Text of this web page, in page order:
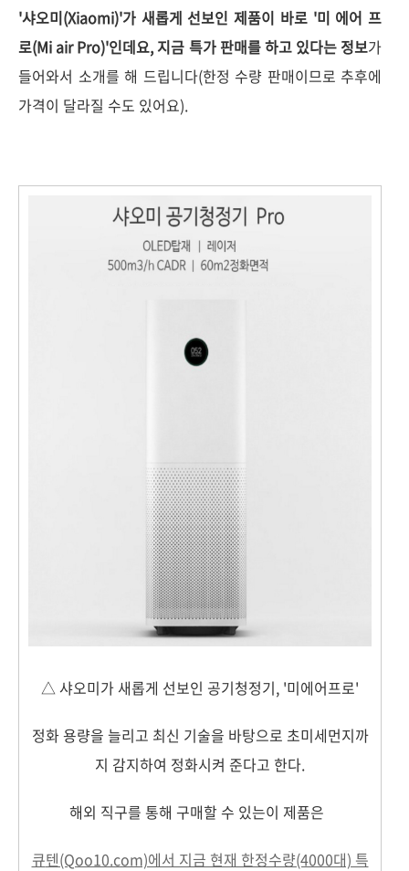
'샤오미(Xiaomi)'가 새롭게 선보인 제품이 바로 '미 에어 프
로(Mi air Pro)'인데요, 지금 특가 판매를 하고 있다는 정보가
들어와서 소개를 해 드립니다(한정 수량 판매이므로 추후에
가격이 달라질 수도 있어요).
△ 샤오미가 새롭게 선보인 공기청정기, '미에어프로'
정화 용량을 늘리고 최신 기술을 바탕으로 초미세먼지까
지 감지하여 정화시켜 준다고 한다.
해외 직구를 통해 구매할 수 있는이 제품은
큐텐(Qoo10.com)에서 지금 현재 한정수량(4000대) 특